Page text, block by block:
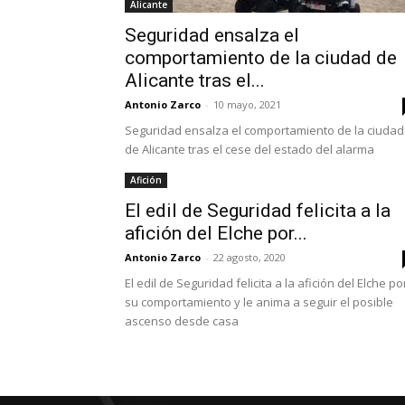
Alicante
Seguridad ensalza el
comportamiento de la ciudad de
Alicante tras el...
Antonio Zarco - 10 mayo, 2021
Seguridad ensalza el comportamiento de la ciudad
de Alicante tras el cese del estado del alarma
Afición
El edil de Seguridad felicita a la
afición del Elche por...
Antonio Zarco - 22 agosto, 2020
El edil de Seguridad felicita a la afición del Elche
su comportamiento y le anima a seguir el posible
ascenso desde casa